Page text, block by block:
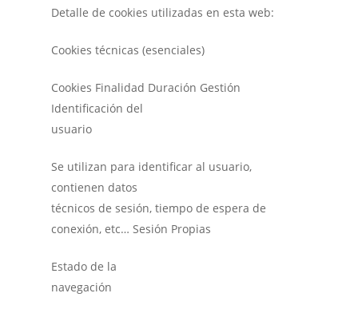
Detalle de cookies utilizadas en esta web:
Cookies técnicas (esenciales)
Cookies Finalidad Duración Gestión
Identificación del
usuario
Se utilizan para identificar al usuario,
contienen datos
técnicos de sesión, tiempo de espera de
conexión, etc… Sesión Propias
Estado de la
navegación